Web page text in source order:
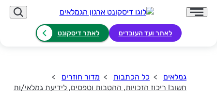
לאתר ועד העובדים לאתר דיסקונט
גמלאים כל הכתבות
מדור חוזרים
חשוב! ריכוז הזכויות, ההטבות וטפסים, לידיעת גמלאי/ות